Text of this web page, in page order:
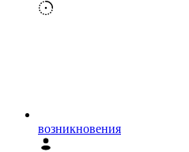
возникновения